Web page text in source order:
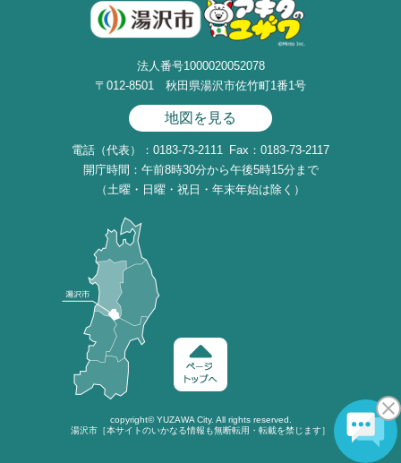
法人番号1000020052078
〒012-8501 秋田県湯沢市佐竹町1番1号
地図を見る
電話（代表）：0183-73-2111
Fax：0183-73-2117
開庁時間：午前8時30分から午後5時15分まで
（土曜・日曜・祝日・年末年始は除く）
copyright©YUZAWACity. All rights reserved.
湯沢市［本サイトのいかなる情報も無断転用・転載を禁じます］